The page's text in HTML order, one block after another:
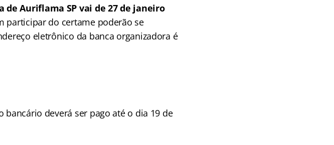
de Auriflama SP vai de 27 de janeiro
participar do certame poderão se
eletrônico da banca organizadora é
bancário deverá ser pago até o dia 19 de